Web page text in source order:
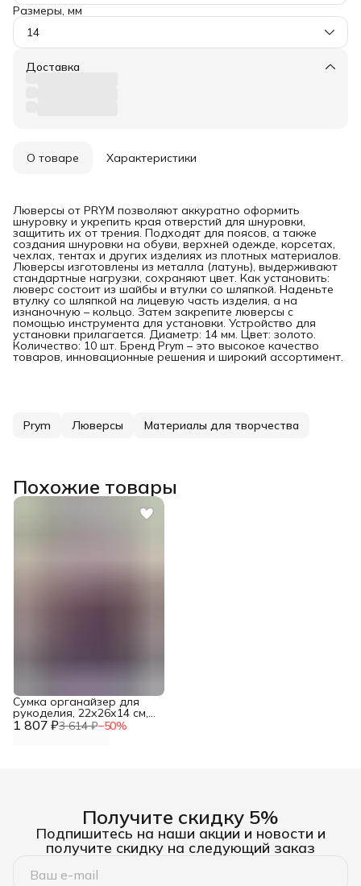
Размеры, мм
14
Доставка
О товаре Характеристики
Люверсы от PRYM позволяют аккуратно оформить
шнуровку и укрепить края отверстий для шнуровки,
защитить их от трения. Подходят для поясов, а также
создания шнуровки на обуви, верхней одежде, корсетах,
чехлах, тентах и других изделиях из плотных материалов.
Люверсы изготовлены из металла (латунь), выдерживают
стандартные нагрузки, сохраняют цвет. Как установить:
люверс состоит из шайбы и втулки со шляпкой. Наденьте
втулку со шляпкой на лицевую часть изделия, а на
изнаночную – кольцо. Затем закрепите люверсы с
помощью инструмента для установки. Устройство для
установки прилагается. Диаметр: 14 мм. Цвет: золото.
Количество: 10 шт. Бренд Prym – это высокое качество
товаров, инновационные решения и широкий ассортимент.
Prym Люверсы Материалы для творчества
Похожие товары
1 807 ₽3 614 ₽−50%
Сумка органайзер для
рукоделия, 22х26х14 см,
Hobby&Pro
Получите скидку 5%
Подпишитесь на наши акции и новости и
получите скидку на следующий заказ